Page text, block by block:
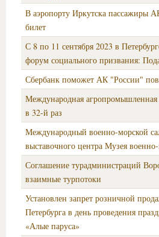
В аэропорту Иркутска пассажиры
билет
С 8 по 11 сентября 2023 в
форум социального призвания:
Сбербанк поможет АК "России"
Международная
в 32-й раз
Международный военно-морской
выставочного центра Музея
Соглашение турадминистраций
взаимные турпотоки
Установлен запрет розничной
Петербурга в день проведения
«Алые паруса»